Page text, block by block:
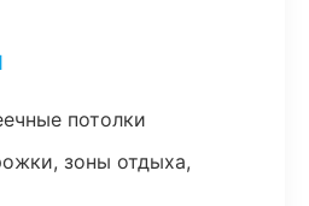
потолки
зоны отдыха,